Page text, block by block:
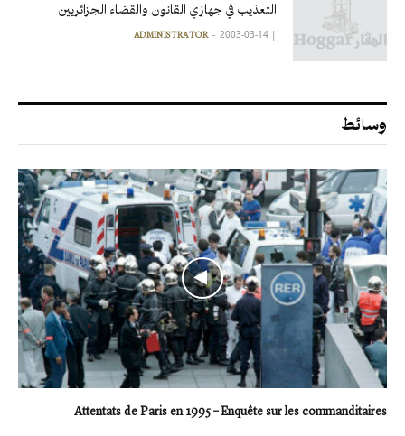
التعذيب في جهازي القانون والقضاء الجزائريين
|
ADMINISTRATOR 2003-03-14
وسائط
Attentats de Paris en 1995 – Enquête sur les commanditaires